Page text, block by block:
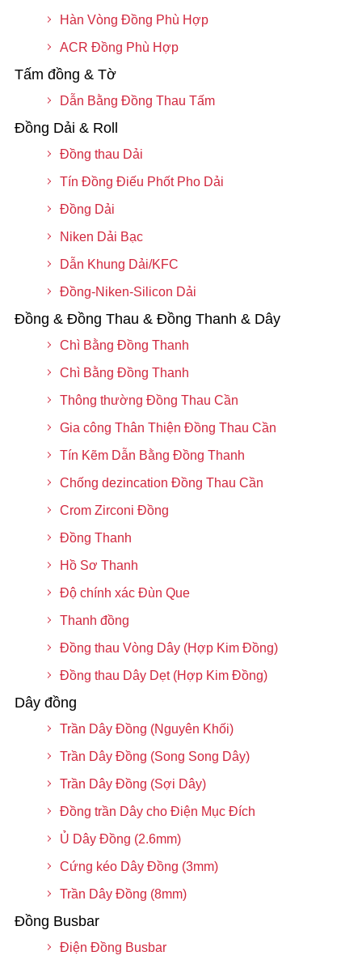
Hàn Vòng Đồng Phù Hợp
ACR Đồng Phù Hợp
Tấm đồng & Tờ
Dẫn Bằng Đồng Thau Tấm
Đồng Dải & Roll
Đồng thau Dải
Tín Đồng Điếu Phốt Pho Dải
Đồng Dải
Niken Dải Bạc
Dẫn Khung Dải/KFC
Đồng-Niken-Silicon Dải
Đồng & Đồng Thau & Đồng Thanh & Dây
Chì Bằng Đồng Thanh
Chì Bằng Đồng Thanh
Thông thường Đồng Thau Cần
Gia công Thân Thiện Đồng Thau Cần
Tín Kẽm Dẫn Bằng Đồng Thanh
Chống dezincation Đồng Thau Cần
Crom Zirconi Đồng
Đồng Thanh
Hồ Sơ Thanh
Độ chính xác Đùn Que
Thanh đồng
Đồng thau Vòng Dây (Hợp Kim Đồng)
Đồng thau Dây Dẹt (Hợp Kim Đồng)
Dây đồng
Trần Dây Đồng (Nguyên Khối)
Trần Dây Đồng (Song Song Dây)
Trần Dây Đồng (Sợi Dây)
Đồng trần Dây cho Điện Mục Đích
Ủ Dây Đồng (2.6mm)
Cứng kéo Dây Đồng (3mm)
Trần Dây Đồng (8mm)
Đồng Busbar
Điện Đồng Busbar